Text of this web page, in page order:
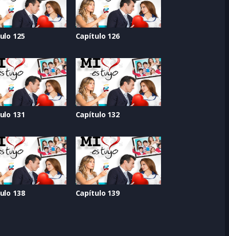
125 Capítulo 126
131 Capítulo 132
138 Capítulo 139